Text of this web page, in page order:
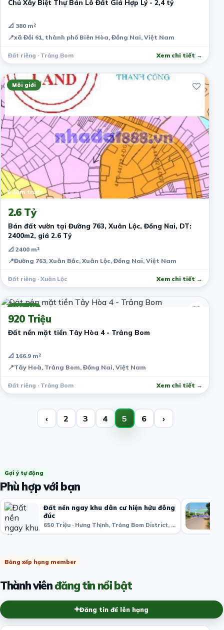
Chủ Xây Biệt Thự Bán Lô Đất Giá Hợp Lý - 2,4 tỷ
📐 380 m²
📍xã Đồi 61, thành phố Biên Hòa, Đồng Nai, Việt Nam
Đất riêng · Trảng Bom Xem chi tiết →
Môi giới
6 năm trước
2.6 Tỷ
Bán đất vườn tại Đường 763, Xuân Lộc, Đồng Nai, DT:
2400m2, giá 2.6 Tỷ
📐 2400 m²
📍Đường 763, Xuân Bắc, Xuân Lộc, Đồng Nai, Việt Nam
Đất riêng · Xuân Lộc Xem chi tiết →
Môi giới
6 năm trước
920 Triệu
Đất nền mặt tiền Tây Hòa 4 - Trảng Bom
📐 166.9 m²
📍Tây Hoà, Trảng Bom, Đồng Nai, Việt Nam
Đất riêng · Trảng Bom Xem chi tiết →
‹ 2 3 4 5 6 ›
Gợi ý tự động
Phù hợp với bạn
Đất nền ngay khu dân cư hiện hửu đông
đúc
650 Triệu · Hưng Thịnh, Trảng Bom District, Đồng Nai, Việt Nam
Bảng xếp hạng member
Thành viênđăng tin nổi bật
Đăng tin để lên hạng